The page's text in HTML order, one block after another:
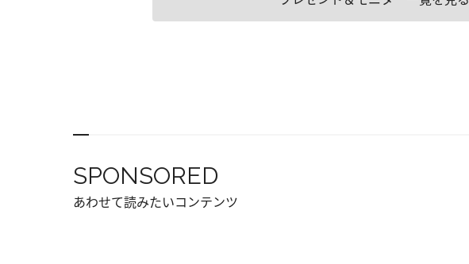
SPONSORED
あわせて読みたいコンテンツ